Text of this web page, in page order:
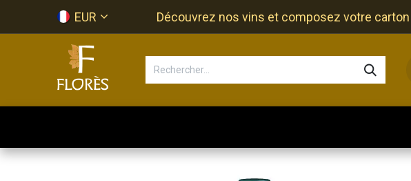
EUR Découvrez nos vins et composez votre carton